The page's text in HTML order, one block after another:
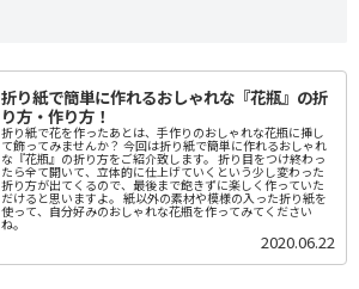
折り紙で簡単に作れるおしゃれな『花瓶』の折
り方・作り方！
折り紙で花を作ったあとは、手作りのおしゃれな花瓶に挿し
て飾ってみませんか？ 今回は折り紙で簡単に作れるおしゃれ
な『花瓶』の折り方をご紹介致します。 折り目をつけ終わっ
たら全て開いて、立体的に仕上げていくという少し変わった
折り方が出てくるので、最後まで飽きずに楽しく作っていた
だけると思いますよ。 紙以外の素材や模様の入った折り紙を
使って、自分好みのおしゃれな花瓶を作ってみてください
ね。
2020.06.22